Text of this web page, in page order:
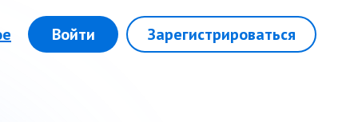
Зарегистрироваться
Войти